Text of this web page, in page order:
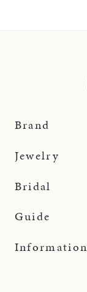
Brand
Jewelry
Bridal
Guide
Information